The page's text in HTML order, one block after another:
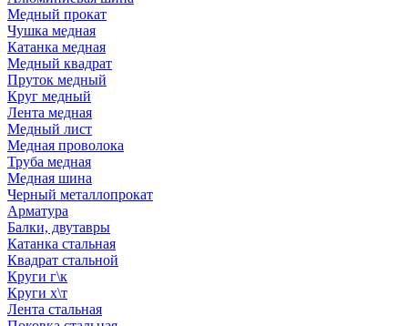
Медный прокат
Чушка медная
Катанка медная
Медный квадрат
Пруток медный
Круг медный
Лента медная
Медный лист
Медная проволока
Труба медная
Медная шина
Черный металлопрокат
Арматура
Балки, двутавры
Катанка стальная
Квадрат стальной
Круги г\к
Круги х\т
Лента стальная